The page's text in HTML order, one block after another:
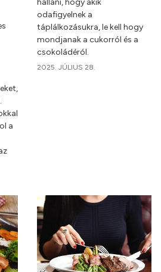
a
hallani, hogy akik
odafigyelnek a
táplálkozásukra, le kell hogy
mondjanak a cukorról és a
csokoládéról.
2025. JÚLIUS 28.